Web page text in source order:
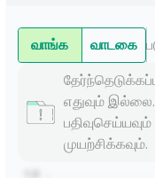
வாங்க வாடகை
எதுவும்
முயற்சிக்கவும்.